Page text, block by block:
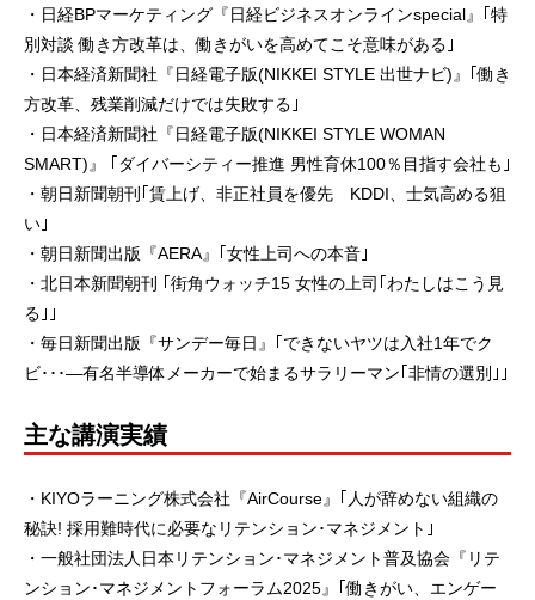
・日経BPマーケティング『日経ビジネスオンラインspecial』｢特
別対談 働き方改革は、働きがいを高めてこそ意味がある｣
・日本経済新聞社『日経電子版(NIKKEI STYLE 出世ナビ)』｢働き
方改革、残業削減だけでは失敗する｣
・日本経済新聞社『日経電子版(NIKKEI STYLE WOMAN
SMART)』 ｢ダイバーシティー推進 男性育休100％目指す会社も｣
・朝日新聞朝刊｢賃上げ、非正社員を優先 KDDI、士気高める狙
い｣
・朝日新聞出版『AERA』｢女性上司への本音｣
・北日本新聞朝刊 ｢街角ウォッチ15 女性の上司｢わたしはこう見
る｣｣
・毎日新聞出版『サンデー毎日』｢できないヤツは入社1年でク
ビ･･･―有名半導体メーカーで始まるサラリーマン｢非情の選別｣｣
主な講演実績
・KIYOラーニング株式会社『AirCourse』｢人が辞めない組織の
秘訣! 採用難時代に必要なリテンション･マネジメント｣
・一般社団法人日本リテンション･マネジメント普及協会『リテ
ンション･マネジメントフォーラム2025』｢働きがい、エンゲー